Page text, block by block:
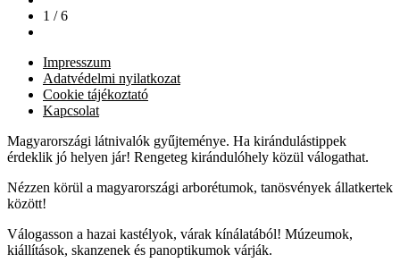
1 / 6
Impresszum
Adatvédelmi nyilatkozat
Cookie tájékoztató
Kapcsolat
Magyarországi látnivalók gyűjteménye. Ha kirándulástippek
érdeklik jó helyen jár! Rengeteg kirándulóhely közül válogathat.
Nézzen körül a magyarországi arborétumok, tanösvények állatkertek
között!
Válogasson a hazai kastélyok, várak kínálatából! Múzeumok,
kiállítások, skanzenek és panoptikumok várják.